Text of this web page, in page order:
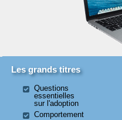
Les grands titres
Questions
essentielles
sur l'adoption
Comportement